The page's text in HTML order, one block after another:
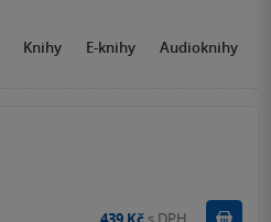
Knihy E-knihy Audioknihy